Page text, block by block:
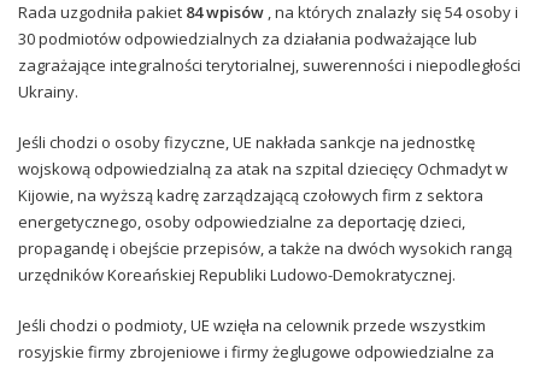
Rada uzgodniła pakiet 84 wpisów , na których znalazły się 54 osoby i
30 podmiotów odpowiedzialnych za działania podważające lub
zagrażające integralności terytorialnej, suwerenności i niepodległości
Ukrainy.
Jeśli chodzi o osoby fizyczne, UE nakłada sankcje na jednostkę
wojskową odpowiedzialną za atak na szpital dziecięcy Ochmadyt w
Kijowie, na wyższą kadrę zarządzającą czołowych firm z sektora
energetycznego, osoby odpowiedzialne za deportację dzieci,
propagandę i obejście przepisów, a także na dwóch wysokich rangą
urzędników Koreańskiej Republiki Ludowo-Demokratycznej.
Jeśli chodzi o podmioty, UE wzięła na celownik przede wszystkim
rosyjskie firmy zbrojeniowe i firmy żeglugowe odpowiedzialne za